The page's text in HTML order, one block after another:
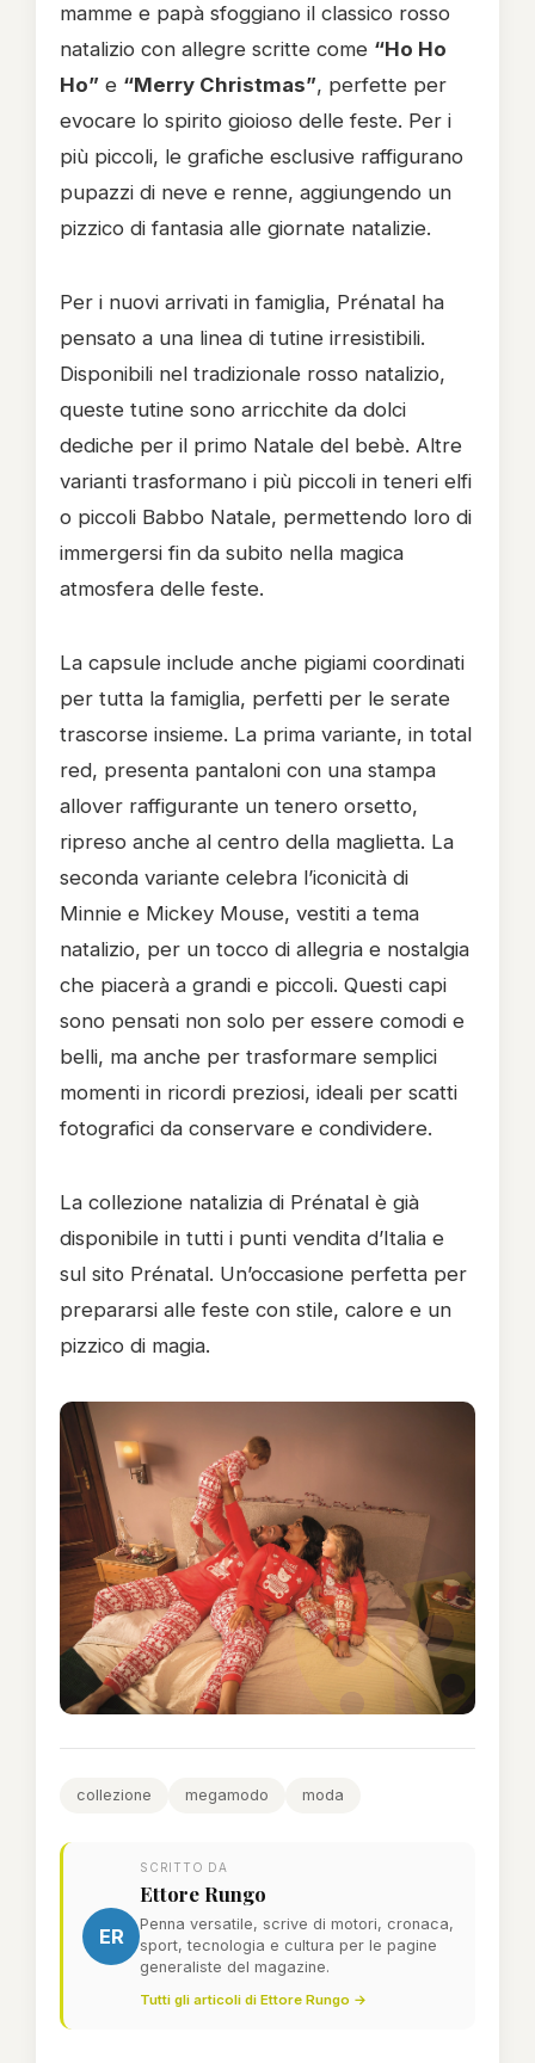
mamme e papà sfoggiano il classico rosso
natalizio con allegre scritte come “Ho Ho
Ho” e “Merry Christmas”, perfette per
evocare lo spirito gioioso delle feste. Per i
più piccoli, le grafiche esclusive raffigurano
pupazzi di neve e renne, aggiungendo un
pizzico di fantasia alle giornate natalizie.
Per i nuovi arrivati in famiglia, Prénatal ha
pensato a una linea di tutine irresistibili.
Disponibili nel tradizionale rosso natalizio,
queste tutine sono arricchite da dolci
dediche per il primo Natale del bebè. Altre
varianti trasformano i più piccoli in teneri elfi
o piccoli Babbo Natale, permettendo loro di
immergersi fin da subito nella magica
atmosfera delle feste.
La capsule include anche pigiami coordinati
per tutta la famiglia, perfetti per le serate
trascorse insieme. La prima variante, in total
red, presenta pantaloni con una stampa
allover raffigurante un tenero orsetto,
ripreso anche al centro della maglietta. La
seconda variante celebra l’iconicità di
Minnie e Mickey Mouse, vestiti a tema
natalizio, per un tocco di allegria e nostalgia
che piacerà a grandi e piccoli. Questi capi
sono pensati non solo per essere comodi e
belli, ma anche per trasformare semplici
momenti in ricordi preziosi, ideali per scatti
fotografici da conservare e condividere.
La collezione natalizia di Prénatal è già
disponibile in tutti i punti vendita d’Italia e
sul sito Prénatal. Un’occasione perfetta per
prepararsi alle feste con stile, calore e un
pizzico di magia.
collezione megamodo moda
ER
SCRITTO DA
Ettore Rungo
Penna versatile, scrive di motori, cronaca,
sport, tecnologia e cultura per le pagine
generaliste del magazine.
Tutti gli articoli di Ettore Rungo →